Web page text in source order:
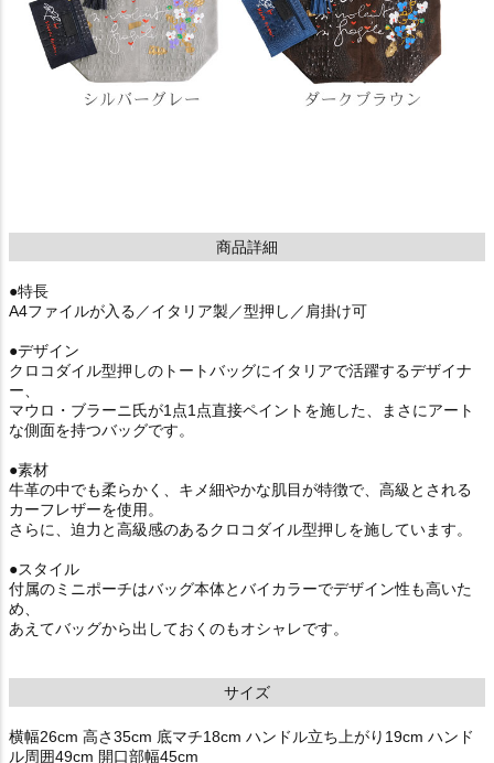
商品詳細
●特長
A4ファイルが入る／イタリア製／型押し／肩掛け可
●デザイン
クロコダイル型押しのトートバッグにイタリアで活躍するデザイナ
ー、
マウロ・ブラーニ氏が1点1点直接ペイントを施した、まさにアート
な側面を持つバッグです。
●素材
牛革の中でも柔らかく、キメ細やかな肌目が特徴で、高級とされる
カーフレザーを使用。
さらに、迫力と高級感のあるクロコダイル型押しを施しています。
●スタイル
付属のミニポーチはバッグ本体とバイカラーでデザイン性も高いた
め、
あえてバッグから出しておくのもオシャレです。
サイズ
横幅26cm 高さ35cm 底マチ18cm ハンドル立ち上がり19cm ハンド
ル周囲49cm 開口部幅45cm